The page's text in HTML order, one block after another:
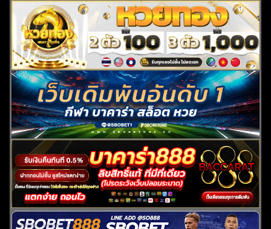
ค้นหา
สำหรับ: